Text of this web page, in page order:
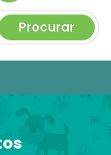
Procurar